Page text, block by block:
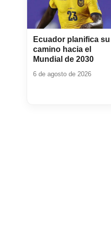
Ecuador planifica su
camino hacia el
Mundial de 2030
6 de agosto de 2026